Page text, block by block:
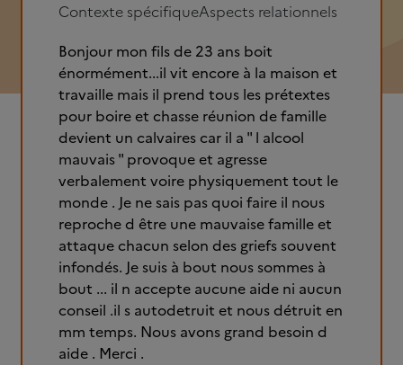
Contexte spécifiqueAspects relationnels
Bonjour mon fils de 23 ans boit
énormément...il vit encore à la maison et
travaille mais il prend tous les prétextes
pour boire et chasse réunion de famille
devient un calvaires car il a " l alcool
mauvais " provoque et agresse
verbalement voire physiquement tout le
monde . Je ne sais pas quoi faire il nous
reproche d être une mauvaise famille et
attaque chacun selon des griefs souvent
infondés. Je suis à bout nous sommes à
bout ... il n accepte aucune aide ni aucun
conseil .il s autodetruit et nous détruit en
mm temps. Nous avons grand besoin d
aide . Merci .